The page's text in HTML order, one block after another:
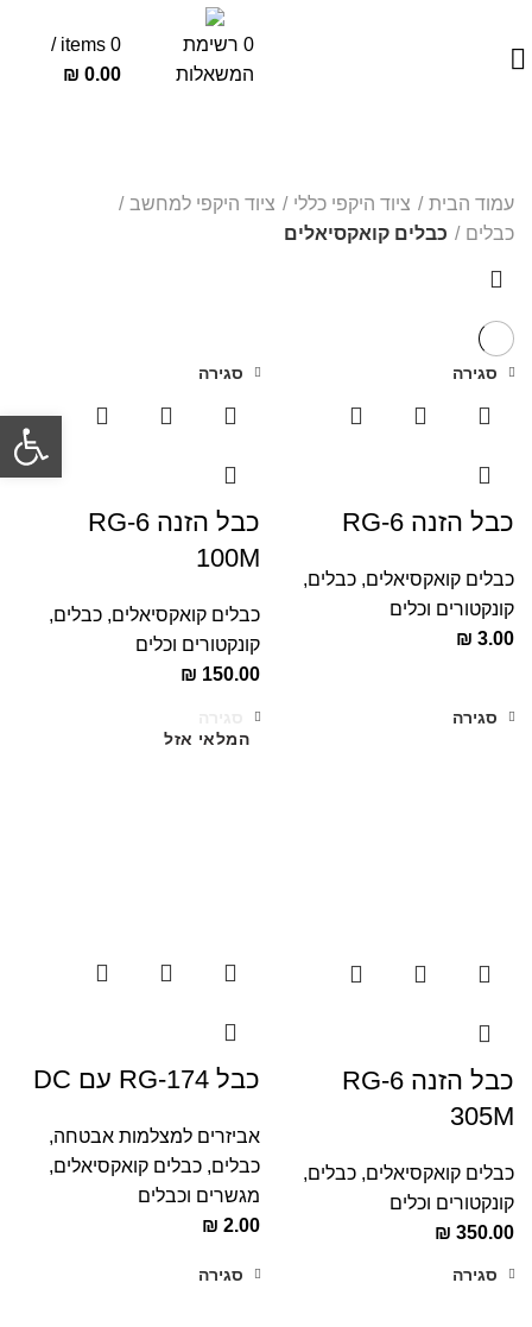
0 רשימת
המשאלות
0
items
/
₪ 0.00
עמוד הבית ציוד היקפי כללי
ציוד היקפי למחשב
כבלים
כבלים קואקסיאלים
סגירה
כבל הזנה RG-6
כבלים קואקסיאלים, כבלים,
קונקטורים וכלים
₪ 3.00
סגירה
כבל הזנה RG-6
100M
כבלים קואקסיאלים, כבלים,
קונקטורים וכלים
₪ 150.00
סגירה
כבל הזנה RG-6
305M
כבלים קואקסיאלים, כבלים,
קונקטורים וכלים
₪ 350.00
המלאי אזל
כבל RG-174 עם DC
אביזרים למצלמות אבטחה,
כבלים, כבלים קואקסיאלים,
מגשרים וכבלים
₪ 2.00
סגירה סגירה
פתח